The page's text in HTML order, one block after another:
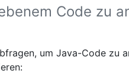
Code zu
um Java-Code zu